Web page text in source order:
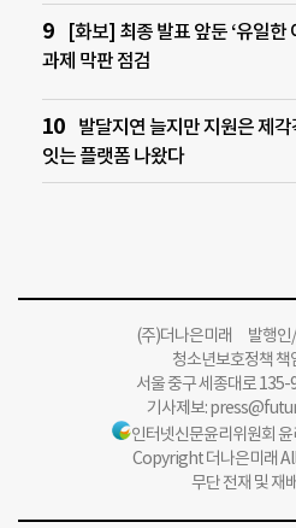
[화보] 최종 발표 앞둔 ‘유일한
과제 막판 점검
발달지연 늘지만 지원은 제
잇는 플랫폼 나왔다
(주)더나은미래 발행인
청소년보호정책 책
서울 중구 세종대로
기사제보:
인터넷신문윤리위원회
Copyright 더나은미래
무단 전재 및 재